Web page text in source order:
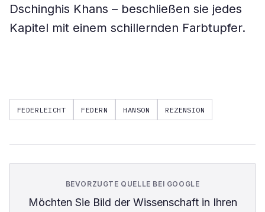
Dschinghis Khans – beschließen sie jedes
Kapitel mit einem schillernden Farbtupfer.
FEDERLEICHT FEDERN HANSON REZENSION
BEVORZUGTE QUELLE BEI GOOGLE
Möchten Sie Bild der Wissenschaftin Ihren